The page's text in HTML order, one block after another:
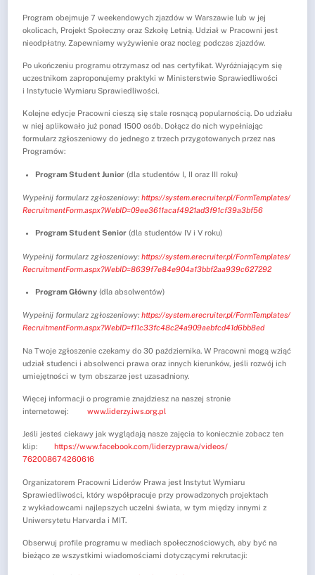
Program obejmuje 7 weekendowych zjazdów w Warszawie lub w jej
okolicach, Projekt Społeczny oraz Szkołę Letnią. Udział w Pracowni jest
nieodpłatny. Zapewniamy wyżywienie oraz nocleg podczas zjazdów.
Po ukończeniu programu otrzymasz od nas certyfikat. Wyróżniającym się
uczestnikom zaproponujemy praktyki w Ministerstwie Sprawiedliwości
i Instytucie Wymiaru Sprawiedliwości.
Kolejne edycje Pracowni cieszą się stale rosnącą popularnością. Do udziału
w niej aplikowało już ponad 1500 osób. Dołącz do nich wypełniając
formularz zgłoszeniowy do jednego z trzech przygotowanych przez nas
Programów:
Program Student Junior (dla studentów I, II oraz III roku)
Wypełnij formularz zgłoszeniowy:https://system.erecruiter.pl/FormTemplates/
RecruitmentForm.aspx?WebID=09ee3611acaf4921ad3f91cf39a3bf56
Program Student Senior (dla studentów IV i V roku)
Wypełnij formularz zgłoszeniowy:https://system.erecruiter.pl/FormTemplates/
RecruitmentForm.aspx?WebID=8639f7e84e904a13bbf2aa939c627292
Program Główny (dla absolwentów)
Wypełnij formularz zgłoszeniowy:https://system.erecruiter.pl/FormTemplates/
RecruitmentForm.aspx?WebID=f11c33fc48c24a909aebfcd41d6bb8ed
Na Twoje zgłoszenie czekamy do 30 października. W Pracowni mogą wziąć
udział studenci i absolwenci prawa oraz innych kierunków, jeśli rozwój ich
umiejętności w tym obszarze jest uzasadniony.
Więcej informacji o programie znajdziesz na naszej stronie
internetowej:www.liderzy.iws.org.pl
Jeśli jesteś ciekawy jak wyglądają nasze zajęcia to koniecznie zobacz ten
klip: https://www.facebook.com/ liderzyprawa/videos/
762008674260616
Organizatorem Pracowni Liderów Prawa jest Instytut Wymiaru
Sprawiedliwości, który współpracuje przy prowadzonych projektach
z wykładowcami najlepszych uczelni świata, w tym między innymi z
Uniwersytetu Harvarda i MIT.
Obserwuj profile programu w mediach społecznościowych, aby być na
bieżąco ze wszystkimi wiadomościami dotyczącymi rekrutacji: